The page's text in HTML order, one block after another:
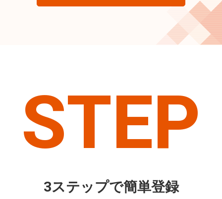
STEP
3ステップで簡単登録